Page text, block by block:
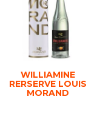
WILLIAMINE
RERSERVE LOUIS
MORAND